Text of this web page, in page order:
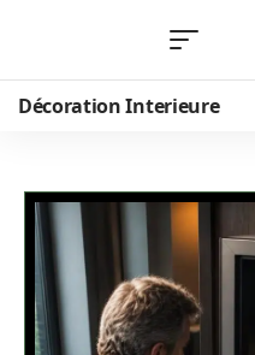
Décoration Interieure